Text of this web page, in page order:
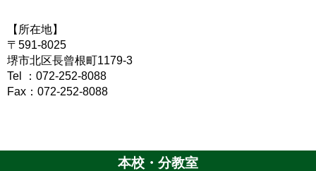
【所在地】
〒591-8025
堺市北区長曾根町1179-3
Tel ：072-252-8088
Fax：072-252-8088
本校・分教室